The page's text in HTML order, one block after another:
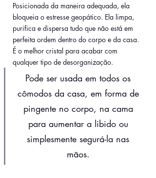
Posicionada da maneira adequada, ela
bloqueia o estresse geopático. Ela limpa,
purifica e dispersa tudo que não está em
perfeita ordem dentro do corpo e da casa.
É o melhor cristal para acabar com
qualquer tipo de desorganização.
Pode ser usada em todos os
cômodos da casa, em forma de
pingente no corpo, na cama
para aumentar a libido ou
simplesmente segurá-la nas
mãos.